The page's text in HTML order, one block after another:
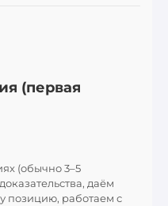
(первая
(обычно 3–5
даём
позицию, работаем с